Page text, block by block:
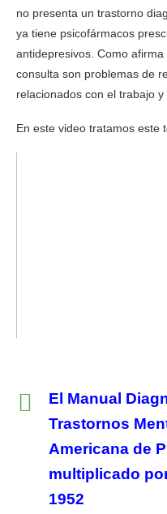
no presenta un trastorno
ya tiene psicofármacos
antidepresivos. Como
consulta son problemas de
relacionados con el trabajo y
En este video tratamos este
El Manual
Trastornos
Americana de
multiplicado
1952